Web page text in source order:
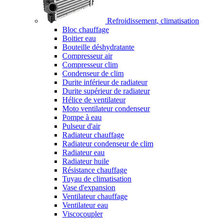
Refroidissement, climatisation
Bloc chauffage
Boitier eau
Bouteille déshydratante
Compresseur air
Compresseur clim
Condenseur de clim
Durite inférieur de radiateur
Durite supérieur de radiateur
Hélice de ventilateur
Moto ventilateur condenseur
Pompe à eau
Pulseur d'air
Radiateur chauffage
Radiateur condenseur de clim
Radiateur eau
Radiateur huile
Résistance chauffage
Tuyau de climatisation
Vase d'expansion
Ventilateur chauffage
Ventilateur eau
Viscocoupler